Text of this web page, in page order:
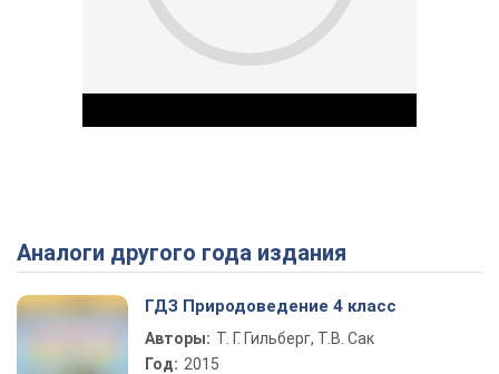
Play Video
Аналоги другого года издания
ГДЗ Природоведение 4 класс
Авторы: Т. Г. Гильберг, Т.В. Сак
Год: 2015